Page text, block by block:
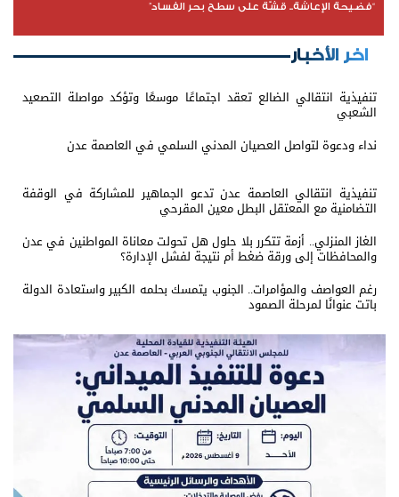
“فضيحة الإعاشة.. قشّة على سطح بحر الفساد”
اخر الأخبار
تنفيذية انتقالي الضالع تعقد اجتماعًا موسعًا وتؤكد مواصلة التصعيد
الشعبي
نداء ودعوة لتواصل العصيان المدني السلمي في العاصمة عدن
تنفيذية انتقالي العاصمة عدن تدعو الجماهير للمشاركة في الوقفة
التضامنية مع المعتقل البطل معين المقرحي
الغاز المنزلي.. أزمة تتكرر بلا حلول هل تحولت معاناة المواطنين في عدن
والمحافظات إلى ورقة ضغط أم نتيجة لفشل الإدارة؟
رغم العواصف والمؤامرات.. الجنوب يتمسك بحلمه الكبير واستعادة الدولة
باتت عنوانًا لمرحلة الصمود